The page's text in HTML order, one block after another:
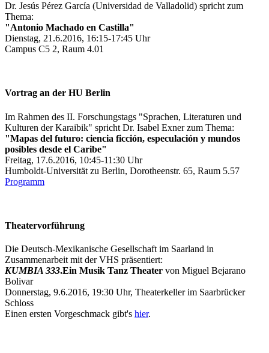
Dr. Jesús Pérez García (Universidad de Valladolid) spricht zum
Thema:
"Antonio Machado en Castilla"
Dienstag, 21.6.2016, 16:15-17:45 Uhr
Campus C5 2, Raum 4.01
Vortrag an der HU Berlin
Im Rahmen des II. Forschungstags "Sprachen, Literaturen und
Kulturen der Karaibik" spricht Dr. Isabel Exner zum Thema:
"Mapas del futuro: ciencia ficción, especulación y mundos
posibles desde el Caribe"
Freitag, 17.6.2016, 10:45-11:30 Uhr
Humboldt-Universität zu Berlin, Dorotheenstr. 65, Raum 5.57
Programm
Theatervorführung
Die Deutsch-Mexikanische Gesellschaft im Saarland in
Zusammenarbeit mit der VHS präsentiert:
KUMBIA 333.Ein Musik Tanz Theater von Miguel Bejarano
Bolivar
Donnerstag, 9.6.2016, 19:30 Uhr, Theaterkeller im Saarbrücker
Schloss
Einen ersten Vorgeschmack gibt's hier.